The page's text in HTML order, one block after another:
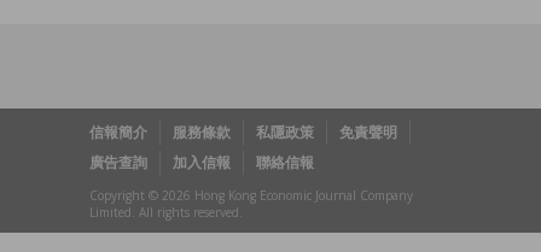
信報簡介 服務條款 私隱政策
免責聲明
廣告查詢
加入信報 聯絡信報
Copyright © 2026 Hong Kong Economic Journal Company
Limited. All rights reserved.